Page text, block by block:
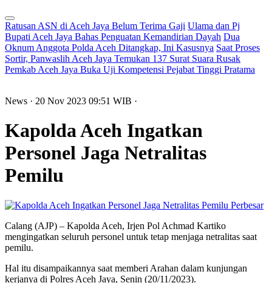
Ratusan ASN di Aceh Jaya Belum Terima Gaji Ulama dan Pj
Bupati Aceh Jaya Bahas Penguatan Kemandirian Dayah Dua
Oknum Anggota Polda Aceh Ditangkap, Ini Kasusnya Saat Proses
Sortir, Panwaslih Aceh Jaya Temukan 137 Surat Suara Rusak
Pemkab Aceh Jaya Buka Uji Kompetensi Pejabat Tinggi Pratama
News · 20 Nov 2023 09:51 WIB ·
Kapolda Aceh Ingatkan
Personel Jaga Netralitas
Pemilu
Perbesar
Calang (AJP) – Kapolda Aceh, Irjen Pol Achmad Kartiko
mengingatkan seluruh personel untuk tetap menjaga netralitas saat
pemilu.
Hal itu disampaikannya saat memberi Arahan dalam kunjungan
kerjanya di Polres Aceh Jaya, Senin (20/11/2023).